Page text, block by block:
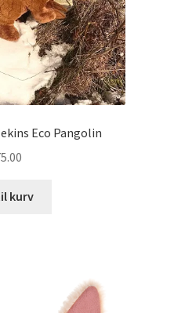
Eco Pangolin
kurv